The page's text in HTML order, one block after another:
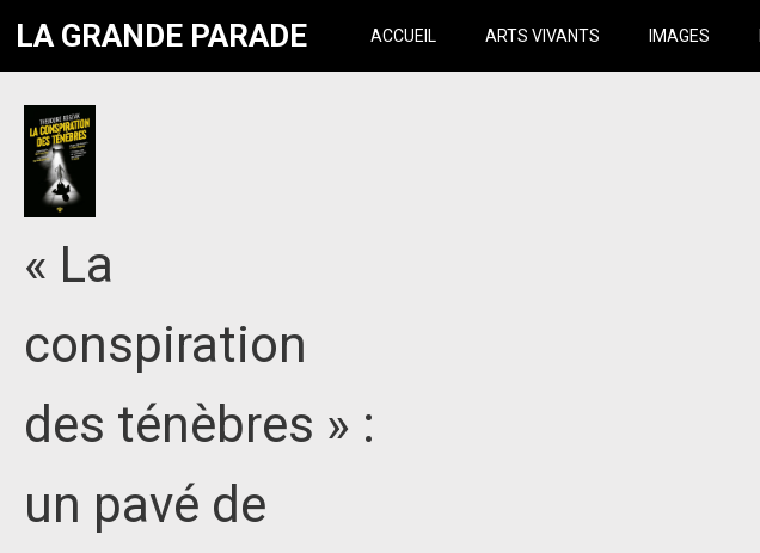
LA GRANDE PARADE ACCUEIL ARTS VIVANTS IMAGES
« La
conspiration
des ténèbres » :
un pavé de